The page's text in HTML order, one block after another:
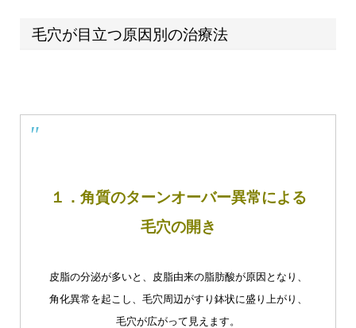
毛穴が目立つ原因別の治療法
１．角質のターンオーバー異常による
毛穴の開き
皮脂の分泌が多いと、皮脂由来の脂肪酸が原因となり、
角化異常を起こし、毛穴周辺がすり鉢状に盛り上がり、
毛穴が広がって見えます。